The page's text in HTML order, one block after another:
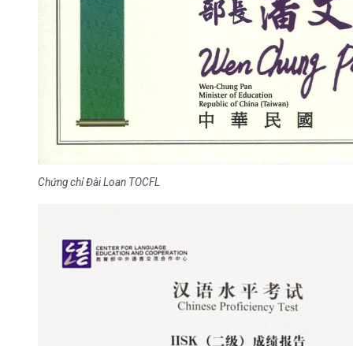
Chứng chỉ Đài Loan TOCFL